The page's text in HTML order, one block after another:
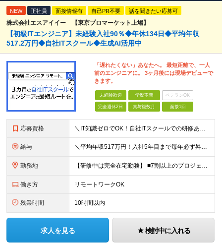
NEW 正社員 面接情報有 自己PR不要 話を聞きたい応募可
株式会社エスアイイー 【東京プロマーケット上場】
【初級ITエンジニア】未経験入社90％◆年休134日◆平均年収
517.2万円◆自社ITスクール◆生成AI活用中
「遅れたくない」あなたへ。 最短距離で、一人
前のエンジニアに。 3ヶ月後には現場デビューで
きます。
未経験歓迎 学歴不問 ベテランOK
完全週休2日 賞与複数月 面接1回
応募資格 ＼IT知識ゼロでOK！自社ITスクールでの研修あり／ ■完全未経験OK(文系出身70％) ■第二新卒歓迎 ■学歴不問 └社会人未経験の方も歓迎します！ 5名以上の採用を予定しているので、同期と入社も
給与 ＼平均年収517万円！入社5年目まで毎年必ず昇給／ ■賞与年3回 ■年収800万円以上も可 ■入社3年以上の平均年収469.2万円 月給23万2000円以上＋賞与年3回＋各種手当 ☆入社5年目まで最
勤務地 【研修中は完全在宅勤務】 ■7割以上のプロジェクトでリモートワークを導入 ■フルリモートもあり ■一都三県のプロジェクト先 ■転居を伴う転勤なし ＜プロジェクト先＞ 東京・神奈川・千葉・埼玉でのプロ
働き方 リモートワークOK
残業時間 10時間以内
求人を見る 検討中に入れる